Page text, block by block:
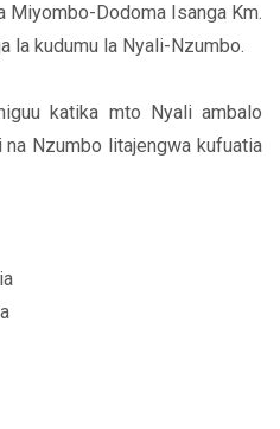
Miyombo-Dodoma Isanga Km.
la kudumu la Nyali-Nzumbo.
katika mto Nyali ambalo
Nzumbo litajengwa kufuatia